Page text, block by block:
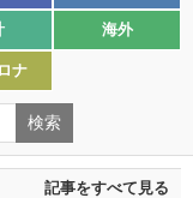
海外
ナ
記事をすべて見る